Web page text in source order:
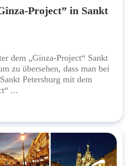
Project” in Sankt
dem „Ginza-Project“ Sankt
zu übersehen, dass man bei
Petersburg mit dem
...